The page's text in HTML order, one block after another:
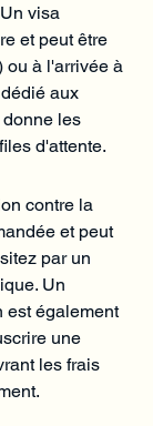
visa
et peut être
ou à l'arrivée à
aux
les
d'attente.
contre la
et peut
par un
Un
est également
une
les frais